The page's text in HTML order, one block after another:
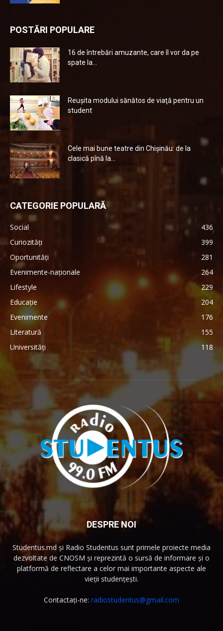
POSTĂRI POPULARE
16 de întrebări amuzante, care îl vor da pe
spate la...
Reuşita modului sănătos de viaţă pentru un
student
Cele mai bune teatre din Chişinău: de la
clasică pînă la...
CATEGORIE POPULARĂ
Social
436
Curiozități
399
Oportunități
281
Evenimente-naționale
264
Lifestyle
229
Educație
204
Evenimente
176
Literatură
155
Universități
118
DESPRE NOI
Studentus.md și Radio Studentus sunt primele proiecte media
dezvoltate de CNOSM și reprezintă o sursă de informare și o
platformă de reflectare a celor mai importante aspecte ale
vieții studențești.
Contactați-ne: radiostudentus@gmail.com